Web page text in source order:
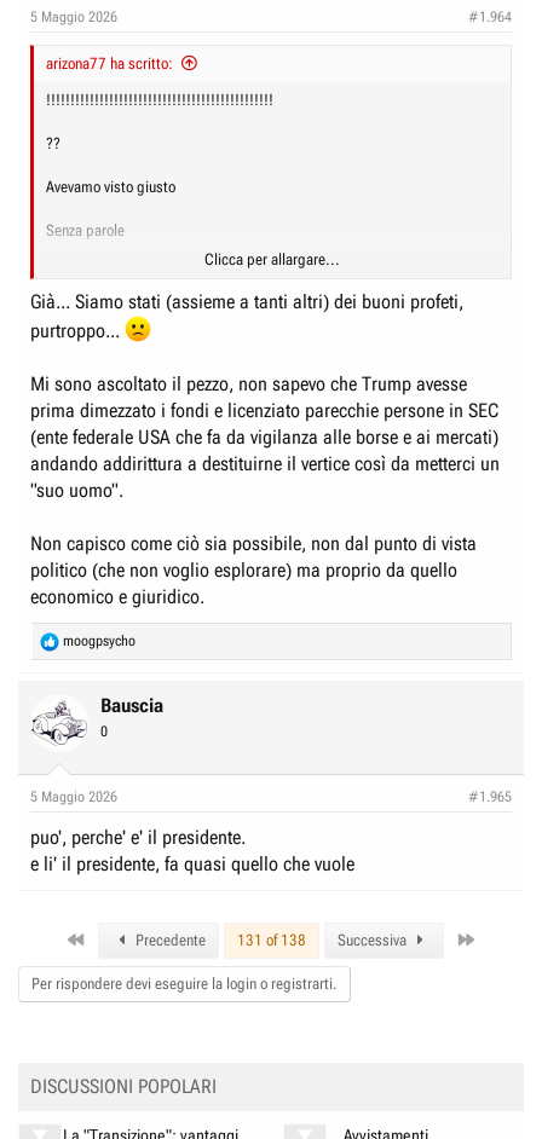
s
5 Maggio 2026 #1.964
arizona77 ha scritto:
!!!!!!!!!!!!!!!!!!!!!!!!!!!!!!!!!!!!!!!!!!!!!!!
??
Avevamo visto giusto
Senza parole
Dal minuto 26,10
Clicca per allargare...
Già... Siamo stati (assieme a tanti altri) dei buoni profeti,
purtroppo...
Mi sono ascoltato il pezzo, non sapevo che Trump avesse
prima dimezzato i fondi e licenziato parecchie persone in SEC
(ente federale USA che fa da vigilanza alle borse e ai mercati)
andando addirittura a destituirne il vertice così da metterci un
"suo uomo".
Non capisco come ciò sia possibile, non dal punto di vista
politico (che non voglio esplorare) ma proprio da quello
economico e giuridico.
R
e
c
t
i
s
moogpsycho
Bauscia
0
5 Maggio 2026 #1.965
puo', perche' e' il presidente.
e li' il presidente, fa quasi quello che vuole
Precedente 131 of 138 Successiva
Per rispondere devi eseguire la login o registrarti.
DISCUSSIONI POPOLARI